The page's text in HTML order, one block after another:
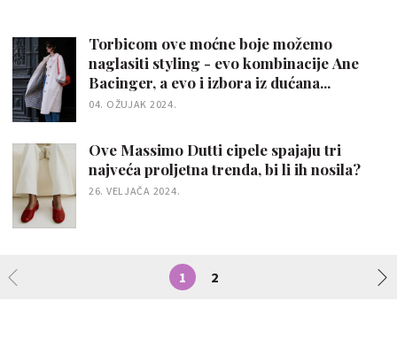
Torbicom ove moćne boje možemo
naglasiti styling - evo kombinacije Ane
Bacinger, a evo i izbora iz dućana...
04. OŽUJAK 2024.
Ove Massimo Dutti cipele spajaju tri
najveća proljetna trenda, bi li ih nosila?
26. VELJAČA 2024.
1 2